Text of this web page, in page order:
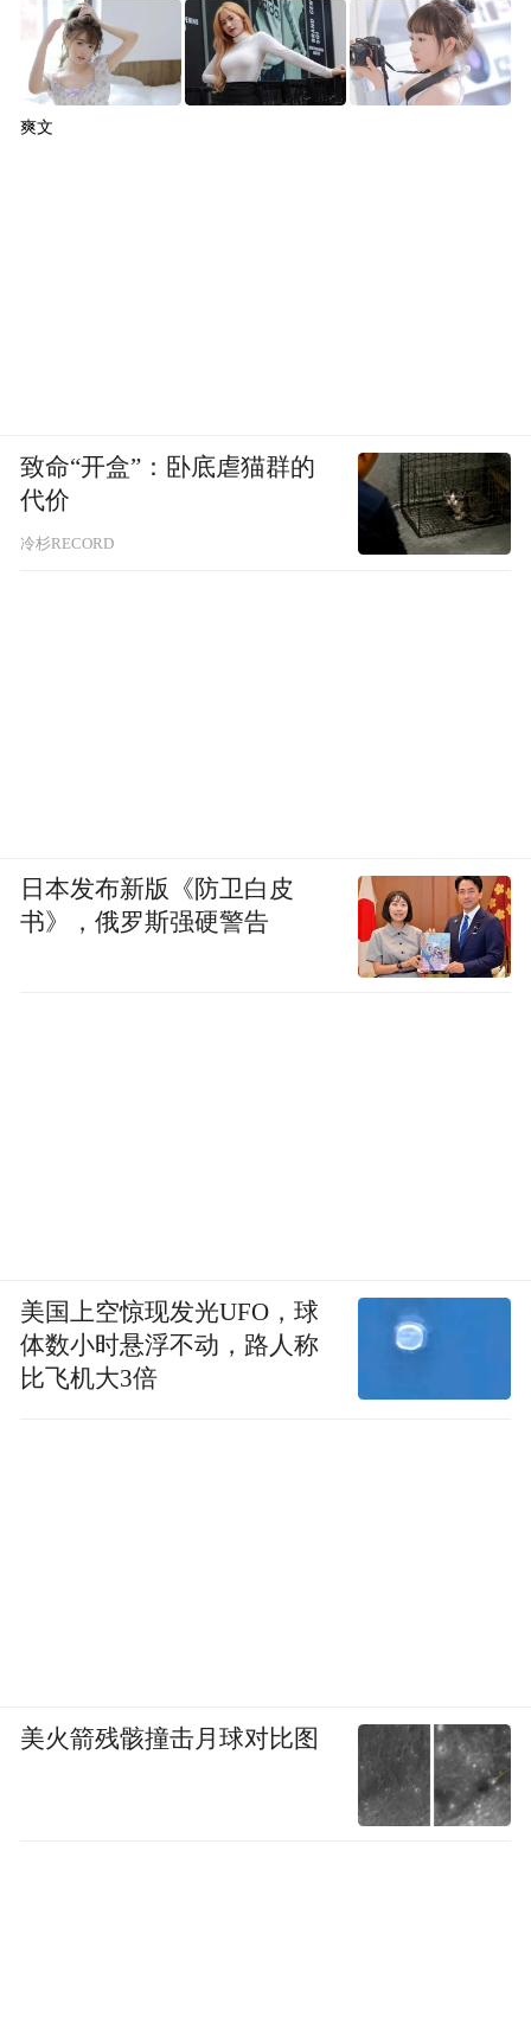
爽文
致命“开盒”：卧底虐猫群的
代价
冷杉RECORD
日本发布新版《防卫白皮
书》，俄罗斯强硬警告
美国上空惊现发光UFO，球
体数小时悬浮不动，路人称
比飞机大3倍
美火箭残骸撞击月球对比图